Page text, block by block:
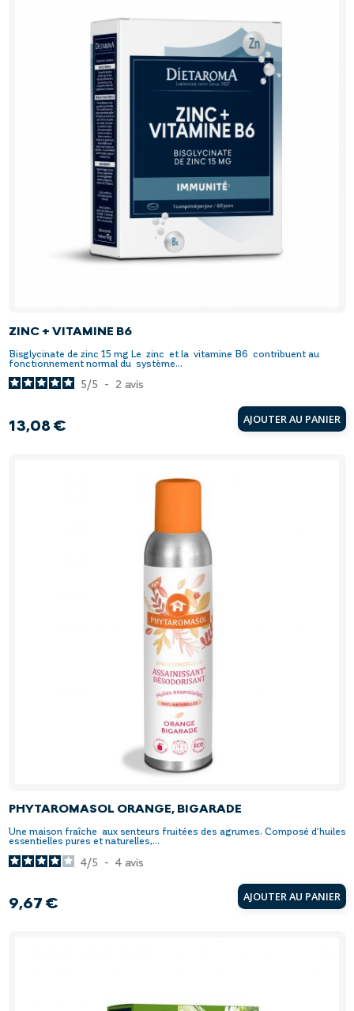
ZINC + VITAMINE B6
Bisglycinate de zinc 15 mg Le zinc et la vitamine B6 contribuent au
fonctionnement normal du système...
Prix
13,08 € AJOUTER AU PANIER
5/5 - 2 avis
PHYTAROMASOL ORANGE, BIGARADE
Une maison fraîche aux senteurs fruitées des agrumes. Composé d’huiles
essentielles pures et naturelles,...
Prix
9,67 € AJOUTER AU PANIER
4/5 - 4 avis